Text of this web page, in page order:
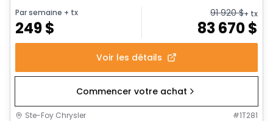
Par semaine + tx
249$
91 920$+ tx
83 670$
Voir les détails
Commencer votre achat
Ste-Foy Chrysler #1T281